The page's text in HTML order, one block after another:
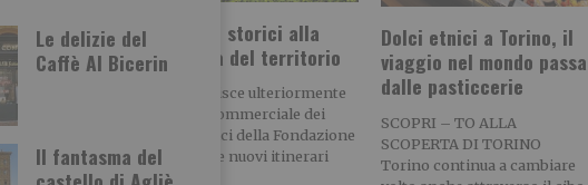
Le delizie del
Caffè Al Bicerin
Il fantasma del
estate top
la stagione,
Morandi
“Il
continua a
Sui treni storici alla
scoperta del territorio
Si arricchisce ulteriormente
l’offerta commerciale dei
treni storici della Fondazione
FS con due nuovi itinerari
d’autore
Dolci etnici a Torino, il
viaggio nel mondo passa
dalle pasticcerie
SCOPRI – TO ALLA
SCOPERTA DI TORINO
Torino continua a cambiare